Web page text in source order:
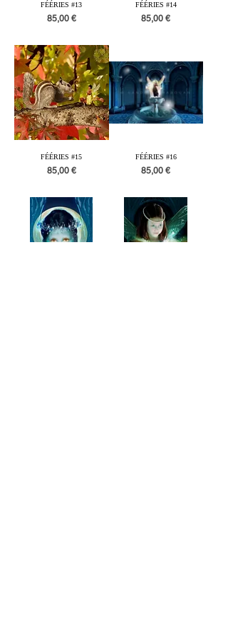
FÉÉRIES #13
Prix
85,00 €
FÉÉRIES #14
Prix
85,00 €
FÉÉRIES #15
Prix
85,00 €
FÉÉRIES #16
Prix
85,00 €